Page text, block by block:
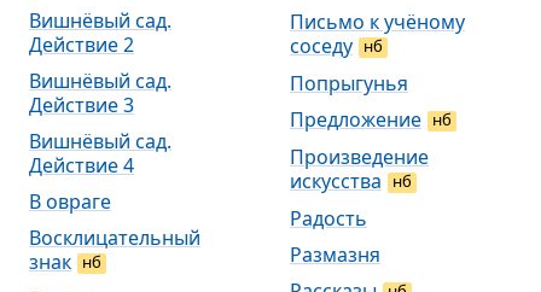
Вишнёвый сад.
Действие 2
Вишнёвый сад.
Действие 3
Вишнёвый сад.
Действие 4
В овраге
Восклицательный
знак нб
Письмо к учёному
соседу нб
Попрыгунья
Предложение нб
Произведение
искусства
нб
Радость
Размазня